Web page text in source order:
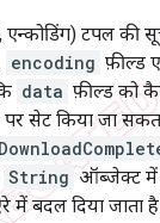
टपल की
encoding फ़ील्ड
data फ़ील्ड को
सेट किया जा
String ऑब्जेक्ट में
में बदल दिया जाता है